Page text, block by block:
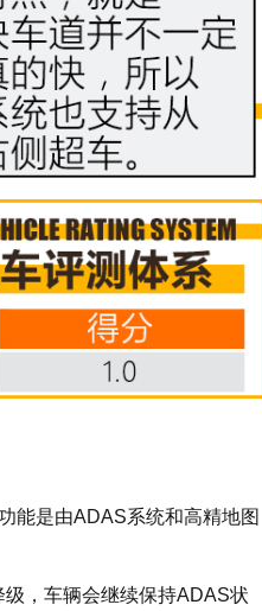
是由ADAS系统和高精地图
，车辆会继续保持ADAS状